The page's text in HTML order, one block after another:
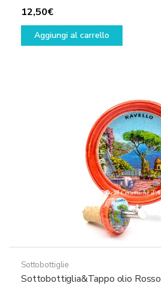
12,50€
Aggiungi al carrello
Sottobottiglie
Sottobottiglia&Tappo olio Rosso